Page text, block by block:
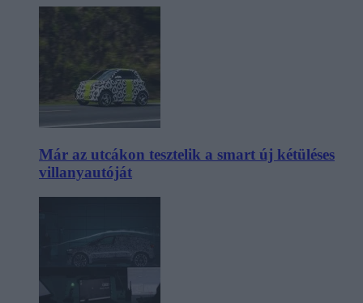
Már az utcákon tesztelik a smart új kétüléses
villanyautóját